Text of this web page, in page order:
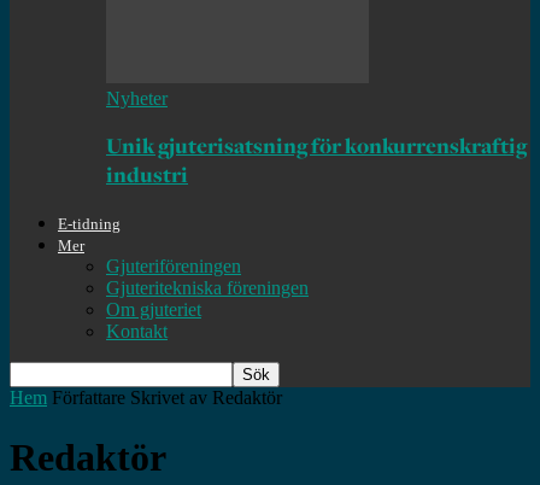
Nyheter
Unik gjuterisatsning för konkurrenskraftig
industri
E-tidning
Mer
Gjuteriföreningen
Gjuteritekniska föreningen
Om gjuteriet
Kontakt
Hem Författare Skrivet av Redaktör
Redaktör